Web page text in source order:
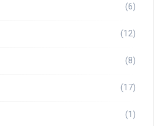
(6)
(12)
(8)
(17)
(1)